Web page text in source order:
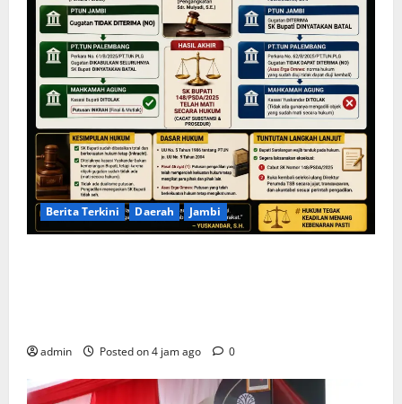
Berita Terkini Daerah Jambi
admin Posted on 4 jam ago 0